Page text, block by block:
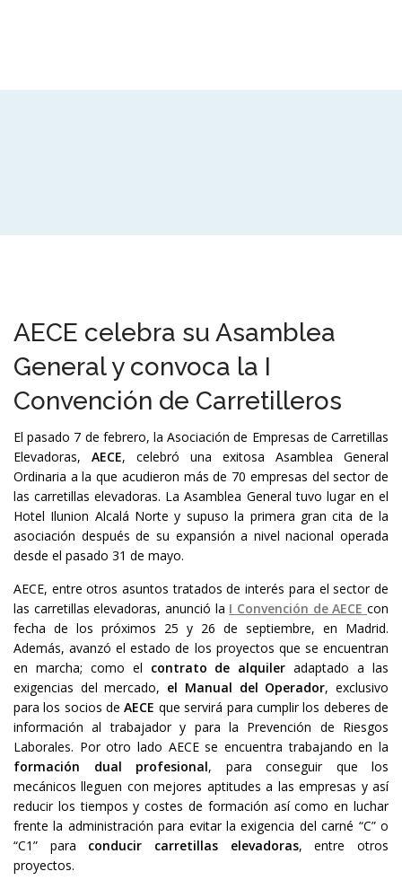
AECE celebra su Asamblea
General y convoca la I
Convención de Carretilleros
El pasado 7 de febrero, la Asociación de Empresas de Carretillas
Elevadoras, AECE, celebró una exitosa Asamblea General
Ordinaria a la que acudieron más de 70 empresas del sector de
las carretillas elevadoras. La Asamblea General tuvo lugar en el
Hotel Ilunion Alcalá Norte y supuso la primera gran cita de la
asociación después de su expansión a nivel nacional operada
desde el pasado 31 de mayo.
AECE, entre otros asuntos tratados de interés para el sector de
las carretillas elevadoras, anunció la I Convención de AECE con
fecha de los próximos 25 y 26 de septiembre, en Madrid.
Además, avanzó el estado de los proyectos que se encuentran
en marcha; como el contrato de alquiler adaptado a las
exigencias del mercado, el Manual del Operador, exclusivo
para los socios deAECE que servirá para cumplir los deberes de
información al trabajador y para la Prevención de Riesgos
Laborales. Por otro lado AECE se encuentra trabajando en la
formación dual profesional, para conseguir que los
mecánicos lleguen con mejores aptitudes a las empresas y así
reducir los tiempos y costes de formación así como en luchar
frente la administración para evitar la exigencia del carné “C” o
“C1” para conducir carretillas elevadoras, entre otros
proyectos.